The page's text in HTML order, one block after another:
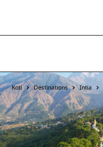
Koti Destinations Intia